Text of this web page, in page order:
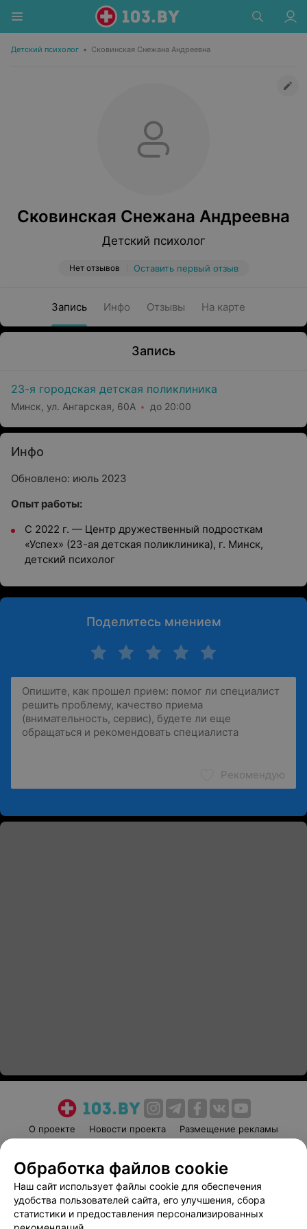
Детский психолог • Сковинская Снежана Андреевна
Сковинская Снежана Андреевна
Детский психолог
Нет отзывов Оставить первый отзыв
Запись Инфо Отзывы На карте
Запись
23-я городская детская поликлиника
Минск, ул. Ангарская, 60А до 20:00
Инфо
Обновлено: июль 2023
Опыт работы:
С 2022 г. — Центр дружественный подросткам
«Успех» (23-ая детская поликлиника), г. Минск,
детский психолог
Поделитесь мнением
Рекомендую
О проекте Новости проекта
Размещение рекламы
Пользовательское соглашение
Способы оплаты
Вакансии
Партнеры
Написать руководителю 103.by
Обработка файлов cookie
Наш сайт использует файлы cookie для обеспечения
удобства пользователей сайта, его улучшения, сбора
статистики и предоставления персонализированных